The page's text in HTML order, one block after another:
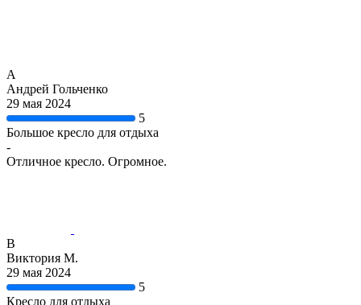
А
Андрей Гольченко
29 мая 2024
5
Большое кресло для отдыха
-
Отличное кресло. Огромное.
В
Виктория М.
29 мая 2024
5
Кресло для отдыха